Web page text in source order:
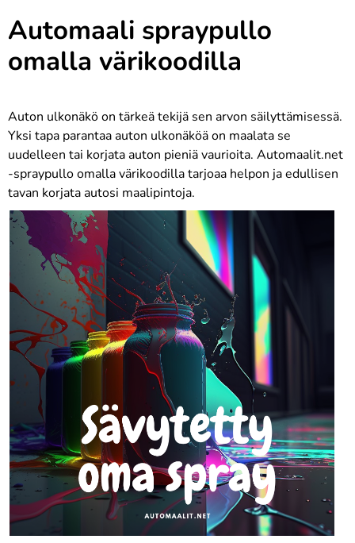
Automaali spraypullo
omalla värikoodilla
Auton ulkonäkö on tärkeä tekijä sen arvon säilyttämisessä.
Yksi tapa parantaa auton ulkonäköä on maalata se
uudelleen tai korjata auton pieniä vaurioita. Automaalit.net
-spraypullo omalla värikoodilla tarjoaa helpon ja edullisen
tavan korjata autosi maalipintoja.